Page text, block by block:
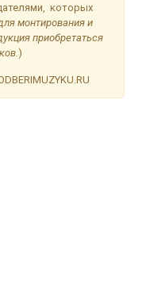
которых
монтирования и
приобретаться
)